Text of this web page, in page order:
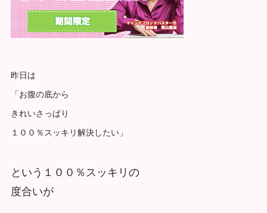
昨日は
「お腹の底から
きれいさっぱり
１００％スッキリ解決したい」
という１００％スッキリの
度合いが